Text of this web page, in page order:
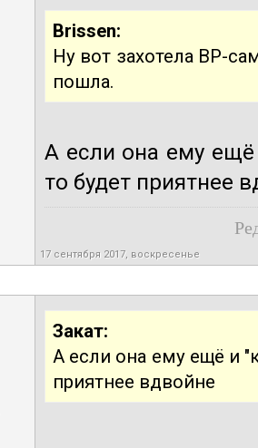
Brissen:
Ну вот захотела ВР-
пошла.
А если она ему ещё
то будет приятнее
17 сентября 2017, воскресенье
Закат:
А если она ему ещё и
приятнее вдвойне